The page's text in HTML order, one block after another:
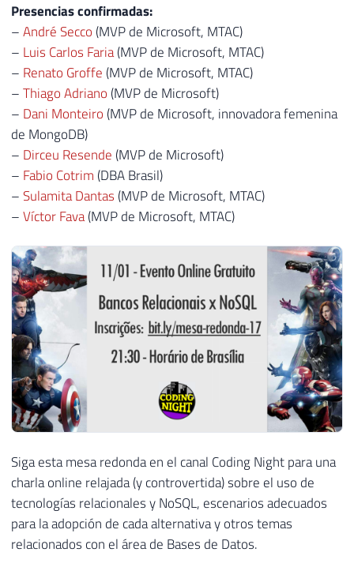
Presencias confirmadas:
–André Secco (MVP de Microsoft, MTAC)
– Luis Carlos Faria(MVP de Microsoft, MTAC)
– Renato Groffe (MVP de Microsoft, MTAC)
–Thiago Adriano (MVP de Microsoft)
– Dani Monteiro (MVP de Microsoft, innovadora femenina
de MongoDB)
– Dirceu Resende (MVP de Microsoft)
– Fabio Cotrim (DBA Brasil)
–Sulamita Dantas (MVP de Microsoft, MTAC)
–Víctor Fava(MVP de Microsoft, MTAC)
Siga esta mesa redonda en el canal Coding Night para una
charla online relajada (y controvertida) sobre el uso de
tecnologías relacionales y NoSQL, escenarios adecuados
para la adopción de cada alternativa y otros temas
relacionados con el área de Bases de Datos.